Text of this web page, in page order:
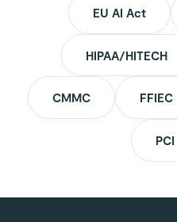
EU AI Act
HIPAA/HITECH
CMMC FFIEC